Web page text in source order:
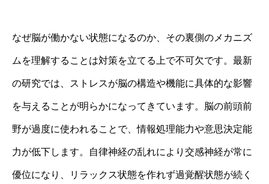
なぜ脳が働かない状態になるのか、その裏側のメカニズ
ムを理解することは対策を立てる上で不可欠です。最新
の研究では、ストレスが脳の構造や機能に具体的な影響
を与えることが明らかになってきています。脳の前頭前
野が過度に使われることで、情報処理能力や意思決定能
力が低下します。自律神経の乱れにより交感神経が常に
優位になり、リラックス状態を作れず過覚醒状態が続く